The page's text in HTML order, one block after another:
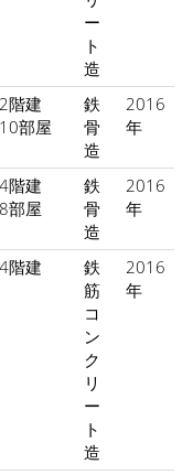
ー
ト
造
2階建
10部屋
鉄
骨
造
2016
年
4階建
8部屋
鉄
骨
造
2016
年
4階建
鉄
筋
コ
ン
ク
リ
ー
ト
造
2016
年